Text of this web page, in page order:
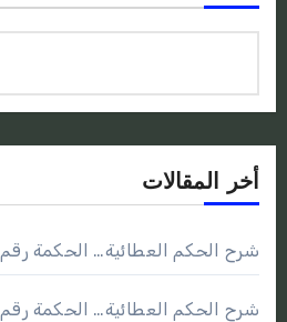
أخر المقالات
شرح الحكم العطائية… الحكمة رقم 89
شرح الحكم العطائية… الحكمة رقم 92